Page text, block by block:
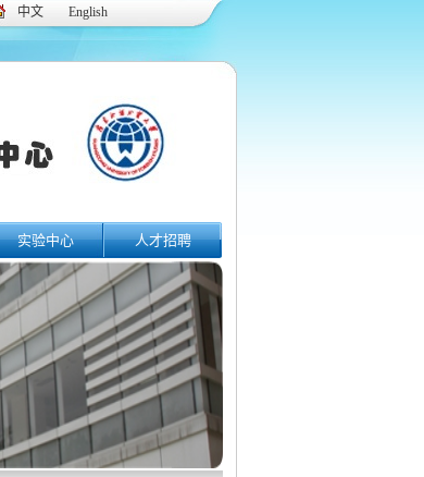
中文 English
实验中心 人才招聘